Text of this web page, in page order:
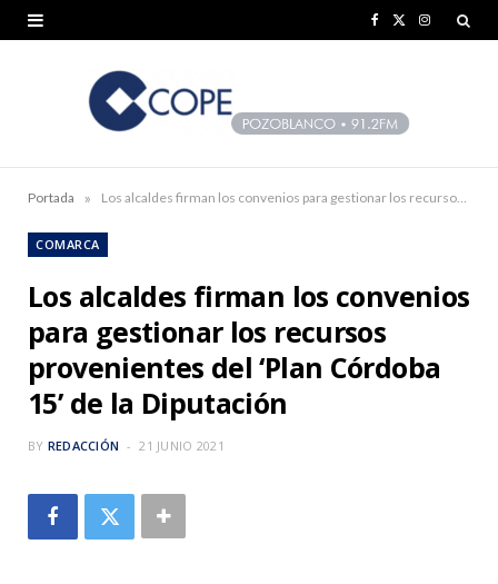
e
k e
)
I
a
Portada »
COMARCA
Los alcaldes firman los convenios
para gestionar los recursos
provenientes del ‘Plan Córdoba
15’ de la Diputación
BY REDACCIÓN 21 JUNIO 2021